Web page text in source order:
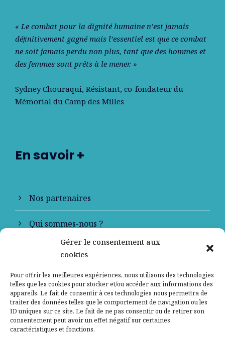
Gérer le consentement aux
cookies
Pour offrir les meilleures expériences, nous utilisons des technologies
telles que les cookies pour stocker et/ou accéder aux informations des
appareils. Le fait de consentir à ces technologies nous permettra de
traiter des données telles que le comportement de navigation ou les
ID uniques sur ce site. Le fait de ne pas consentir ou de retirer son
consentement peut avoir un effet négatif sur certaines
caractéristiques et fonctions.
« Le combat pour la dignité humaine n’est jamais
déﬁnitivement gagné mais l’essentiel est que ce combat
ne soit jamais perdu non plus, tant que des hommes et
des femmes sont prêts à le mener. »
Sydney Chouraqui, Résistant, co-fondateur du
Mémorial du Camp des Milles
En savoir +
Nos partenaires
Qui sommes-nous ?
Contactez-nous
Mentions légales
Politique de confidentialité